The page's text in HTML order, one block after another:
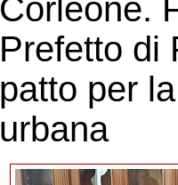
Corleone.
Prefetto di
patto per
urbana